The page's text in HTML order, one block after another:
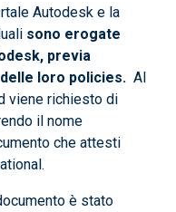
Autodesk e la
sono erogate
previa
loro policies.Al
viene richiesto di
il nome
che attesti
è stato